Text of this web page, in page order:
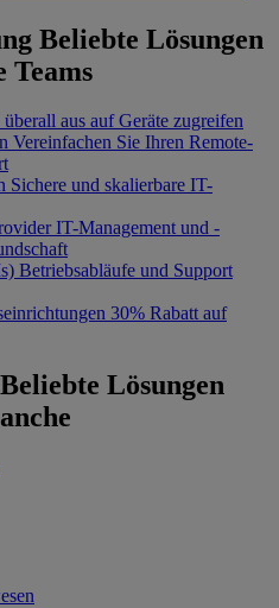
Beliebte Lösungen
Teams
aus auf Geräte zugreifen
Vereinfachen Sie Ihren Remote-
Sichere und skalierbare IT-
IT-Management und -
Betriebsabläufe und Support
30% Rabatt auf
Beliebte Lösungen